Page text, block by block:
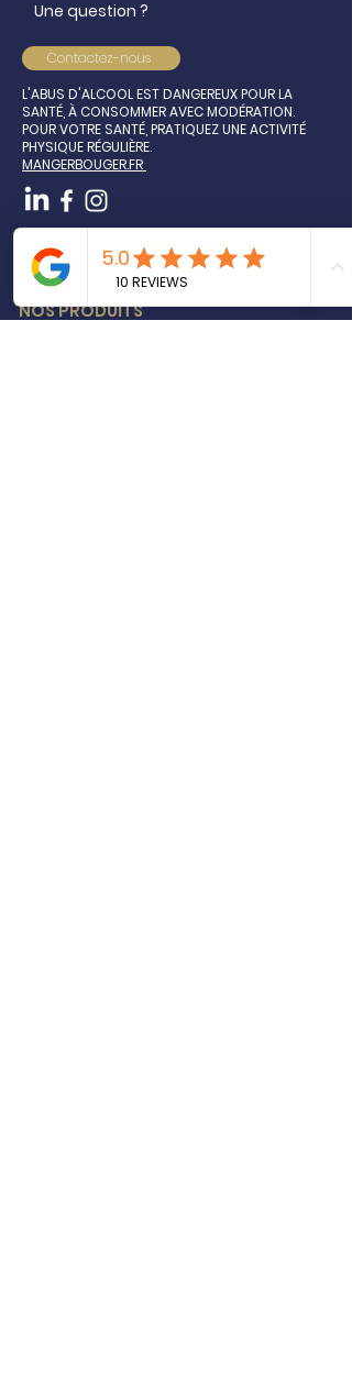
Une question ?
Contactez-nous
L'ABUS D'ALCOOL EST DANGEREUX POUR LA
SANTÉ, À CONSOMMER AVEC MODÉRATION.
POUR VOTRE SANTÉ, PRATIQUEZ UNE ACTIVITÉ
PHYSIQUE RÉGULIÈRE.
MANGERBOUGER.FR
NOS PRODUITS